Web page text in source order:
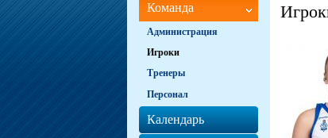
Команда
Администрация
Игроки
Тренеры
Персонал
Календарь